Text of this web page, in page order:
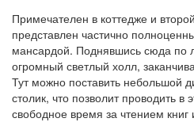
Примечателен в коттедже и
представлен частично
мансардой. Поднявшись сюда по
огромный светлый холл,
Тут можно поставить небольшой
столик, что позволит проводить в
свободное время за чтением книг